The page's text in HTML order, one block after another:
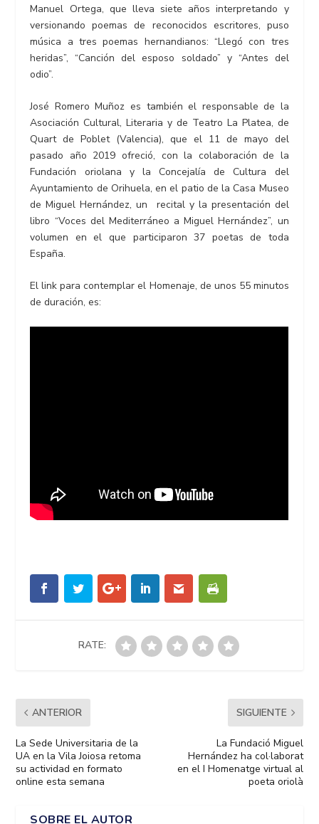
Manuel Ortega, que lleva siete años interpretando y
versionando poemas de reconocidos escritores, puso
música a tres poemas hernandianos: “Llegó con tres
heridas”, “Canción del esposo soldado” y “Antes del
odio”.
José Romero Muñoz es también el responsable de la
Asociación Cultural, Literaria y de Teatro La Platea, de
Quart de Poblet (Valencia), que el 11 de mayo del
pasado año 2019 ofreció, con la colaboración de la
Fundación oriolana y la Concejalía de Cultura del
Ayuntamiento de Orihuela, en el patio de la Casa Museo
de Miguel Hernández, un recital y la presentación del
libro “Voces del Mediterráneo a Miguel Hernández”, un
volumen en el que participaron 37 poetas de toda
España.
El link para contemplar el Homenaje, de unos 55 minutos
de duración, es:
RATE:
ANTERIOR
La Sede Universitaria de la
UA en la Vila Joiosa retoma
su actividad en formato
online esta semana
SIGUIENTE
La Fundació Miguel
Hernández ha col·laborat
en el I Homenatge virtual al
poeta oriolà
SOBRE EL AUTOR